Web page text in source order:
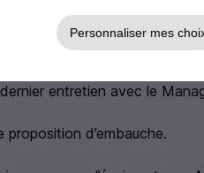
entretien physique ou en visio
entretien avec le
proposition d’embauche.
Personnaliser mes